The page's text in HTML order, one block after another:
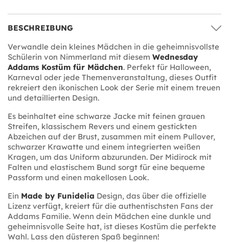
BESCHREIBUNG
Verwandle dein kleines Mädchen in die geheimnisvollste
Schülerin von Nimmerland mit diesem Wednesday
Addams Kostüm für Mädchen. Perfekt für Halloween,
Karneval oder jede Themenveranstaltung, dieses Outfit
rekreiert den ikonischen Look der Serie mit einem treuen
und detaillierten Design.
Es beinhaltet eine schwarze Jacke mit feinen grauen
Streifen, klassischem Revers und einem gestickten
Abzeichen auf der Brust, zusammen mit einem Pullover,
schwarzer Krawatte und einem integrierten weißen
Kragen, um das Uniform abzurunden. Der Midirock mit
Falten und elastischem Bund sorgt für eine bequeme
Passform und einen makellosen Look.
Ein Made by Funidelia Design, das über die offizielle
Lizenz verfügt, kreiert für die authentischsten Fans der
Addams Familie. Wenn dein Mädchen eine dunkle und
geheimnisvolle Seite hat, ist dieses Kostüm die perfekte
Wahl. Lass den düsteren Spaß beginnen!